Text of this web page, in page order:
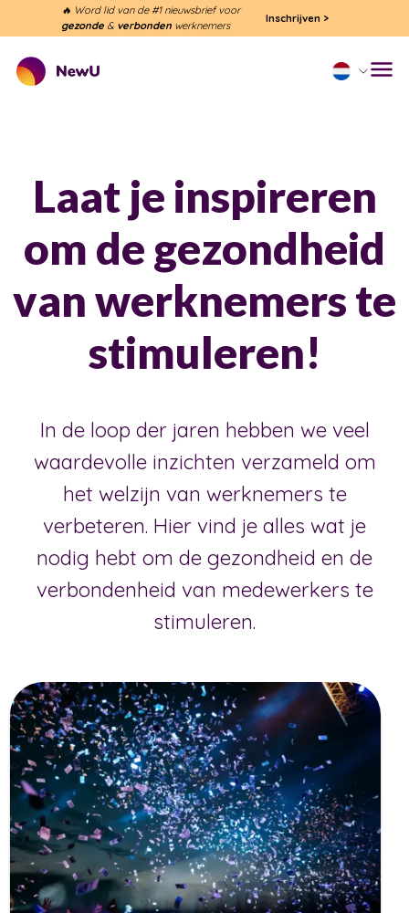
🔥 Word lid van de #1 nieuwsbrief voor
gezonde & verbonden werknemers
Inschrijven >
Laat je inspireren
om de gezondheid
van werknemers te
stimuleren!
In de loop der jaren hebben we veel
waardevolle inzichten verzameld om
het welzijn van werknemers te
verbeteren. Hier vind je alles wat je
nodig hebt om de gezondheid en de
verbondenheid van medewerkers te
stimuleren.